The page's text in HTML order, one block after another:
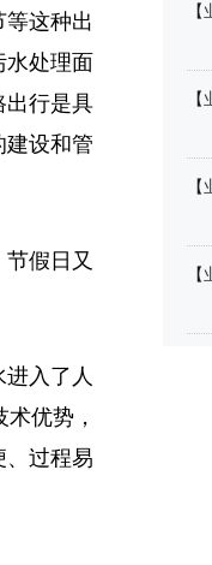
这种出
水处理面
出行是具
建设和管
假日又
入了人
优势，
、过程易
【
【
【
【